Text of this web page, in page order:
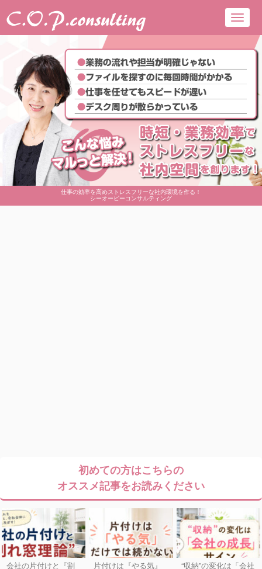
仕事の効率を高めストレスフリーな社内環境を作る！
シーオーピーコンサルティング
初めての方はこちらの
オススメ記事をお読みください
会社の片付けと『割 片付けは『やる気』 “収納”の変化は「会社